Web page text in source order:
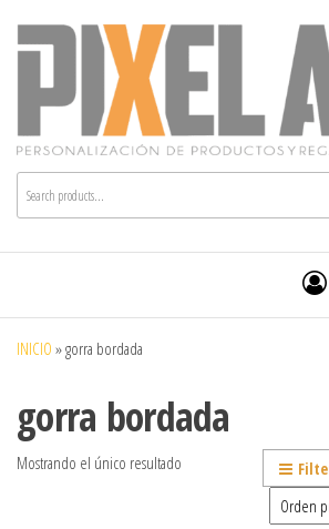
Pixelart
INICIO »gorra bordada
gorra bordada
Mostrando el único resultado